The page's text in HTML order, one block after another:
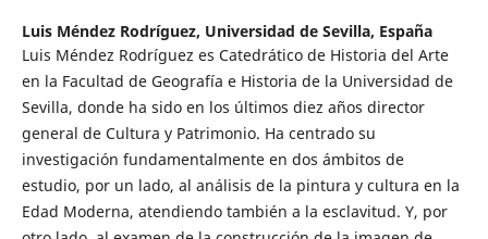
Luis Méndez Rodríguez, Universidad de Sevilla, España
Luis Méndez Rodríguez es Catedrático de Historia del Arte
en la Facultad de Geografía e Historia de la Universidad de
Sevilla, donde ha sido en los últimos diez años director
general de Cultura y Patrimonio. Ha centrado su
investigación fundamentalmente en dos ámbitos de
estudio, por un lado, al análisis de la pintura y cultura en la
Edad Moderna, atendiendo también a la esclavitud. Y, por